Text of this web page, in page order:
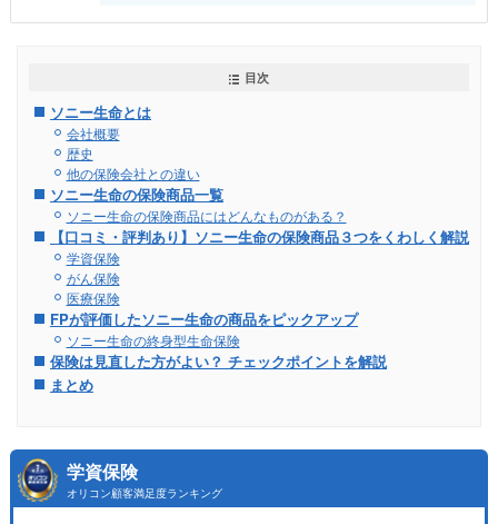
目次
ソニー生命とは
会社概要
歴史
他の保険会社との違い
ソニー生命の保険商品一覧
ソニー生命の保険商品にはどんなものがある？
【口コミ・評判あり】ソニー生命の保険商品３つをくわしく解説
学資保険
がん保険
医療保険
FPが評価したソニー生命の商品をピックアップ
ソニー生命の終身型生命保険
保険は見直した方がよい？ チェックポイントを解説
まとめ
学資保険
オリコン顧客満足度ランキング